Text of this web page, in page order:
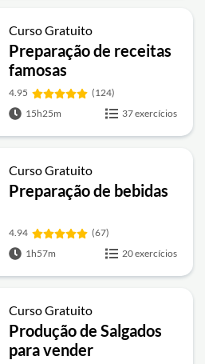
Curso Gratuito
Preparação de receitas
famosas
4.95
(124)
15h25m
37 exercícios
Curso Gratuito
Preparação de bebidas
4.94
(67)
1h57m
20 exercícios
Curso Gratuito
Produção de Salgados
para vender